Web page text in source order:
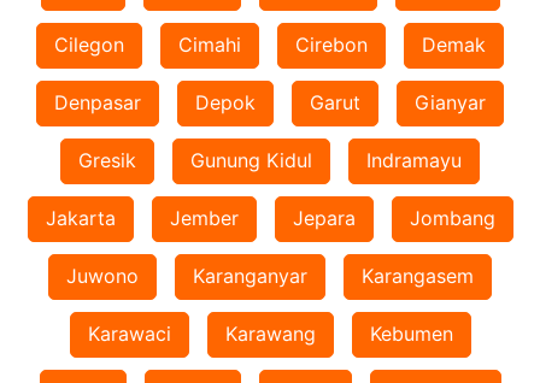
Cilegon Cimahi Cirebon Demak
Denpasar Depok Garut Gianyar
Gresik Gunung Kidul Indramayu
Jakarta Jember Jepara Jombang
Juwono Karanganyar Karangasem
Karawaci Karawang Kebumen